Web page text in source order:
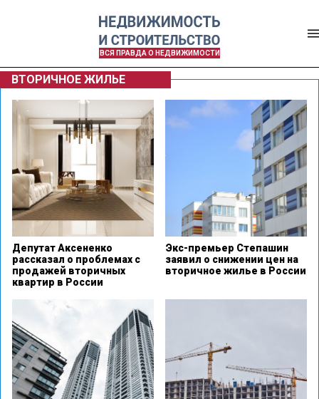
ВСЯ ПРАВДА О НЕДВИЖИМОСТИ
ВТОРИЧНОЕ ЖИЛЬЕ
Депутат Аксененко
рассказал о проблемах с
продажей вторичных
квартир в России
Экс-премьер Степашин
заявил о снижении цен на
вторичное жилье в России